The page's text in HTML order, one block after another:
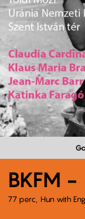
BKFM
77 perc, Hun with